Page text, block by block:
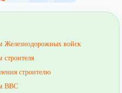
Железнодорожных войск
строителя
строителю
ВВС